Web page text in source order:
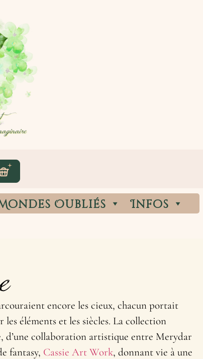
Oubliés Infos
encore les cieux, chacun portait
les éléments et les siècles. La collection
d’une collaboration artistique entre Merydar
fantasy, Cassie Art Work, donnant vie à une